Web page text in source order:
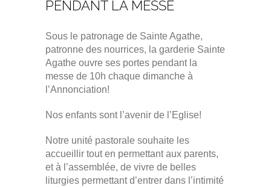
PENDANT LA MESSE
Sous le patronage de Sainte Agathe,
patronne des nourrices, la garderie Sainte
Agathe ouvre ses portes pendant la
messe de 10h chaque dimanche à
l’Annonciation!
Nos enfants sont l’avenir de l’Eglise!
Notre unité pastorale souhaite les
accueillir tout en permettant aux parents,
et à l’assemblée, de vivre de belles
liturgies permettant d’entrer dans l’intimité